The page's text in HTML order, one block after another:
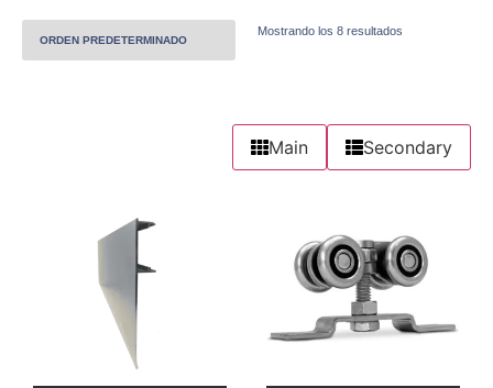
Mostrando los 8 resultados
Main Secondary